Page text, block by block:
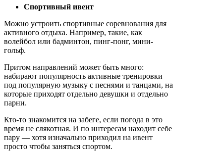
Спортивный ивент
Можно устроить спортивные соревнования для
активного отдыха. Например, такие, как
волейбол или бадминтон, пинг-понг, мини-
гольф.
Притом направлений может быть много:
набирают популярность активные тренировки
под популярную музыку с песнями и танцами, на
которые приходят отдельно девушки и отдельно
парни.
Кто-то знакомится на забеге, если погода в это
время не слякотная. И по интересам находит себе
пару — хотя изначально приходил на ивент
просто чтобы заняться спортом.